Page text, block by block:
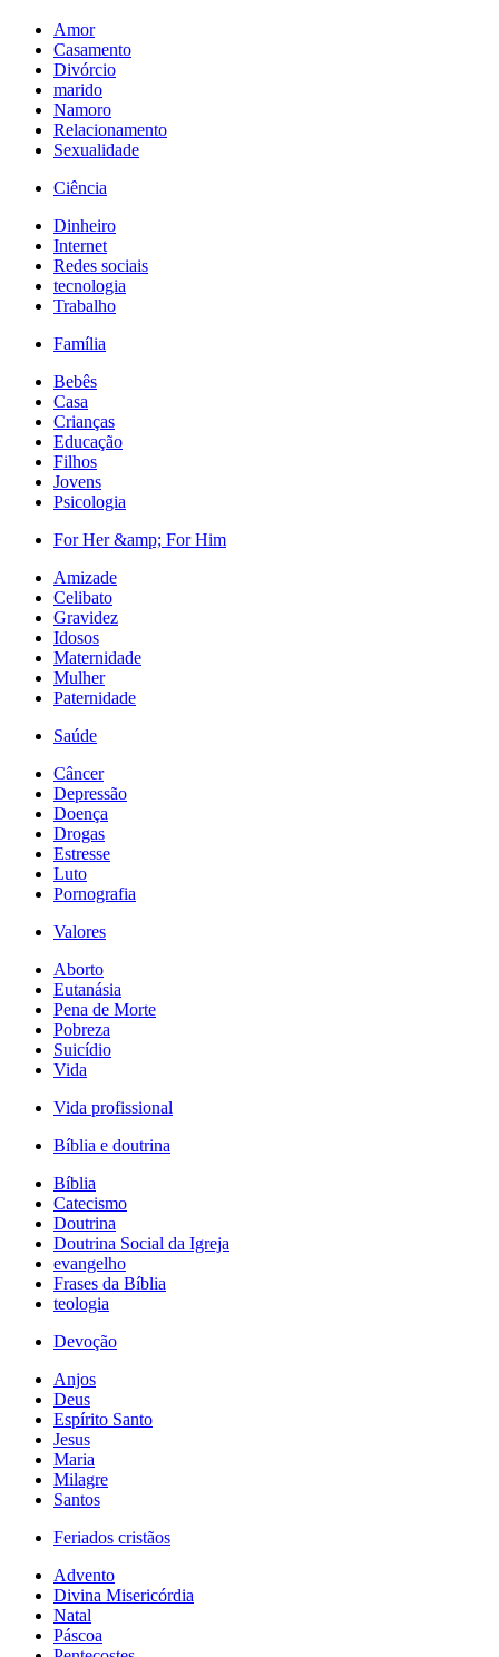
Amor
Casamento
Divórcio
marido
Namoro
Relacionamento
Sexualidade
Ciência
Dinheiro
Internet
Redes sociais
tecnologia
Trabalho
Família
Bebês
Casa
Crianças
Educação
Filhos
Jovens
Psicologia
For Her &amp; For Him
Amizade
Celibato
Gravidez
Idosos
Maternidade
Mulher
Paternidade
Saúde
Câncer
Depressão
Doença
Drogas
Estresse
Luto
Pornografia
Valores
Aborto
Eutanásia
Pena de Morte
Pobreza
Suicídio
Vida
Vida profissional
Bíblia e doutrina
Bíblia
Catecismo
Doutrina
Doutrina Social da Igreja
evangelho
Frases da Bíblia
teologia
Devoção
Anjos
Deus
Espírito Santo
Jesus
Maria
Milagre
Santos
Feriados cristãos
Advento
Divina Misericórdia
Natal
Páscoa